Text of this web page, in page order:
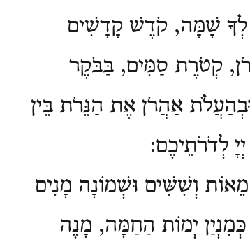
לְךָ שָׁמָּה, קֹדֶשׁ קָדָשִׁים
קְטֹרֶת סַמִּים, בַּבֹּקֶר
אַהֲרֹן אֶת הַנֵּרֹת בֵּין
לְדֹרֹתֵיכֶם:
וְשִׁשִּׁים וּשְׁמוֹנָה מָנִים
יְמוֹת הַחַמָּה, מָנֶה